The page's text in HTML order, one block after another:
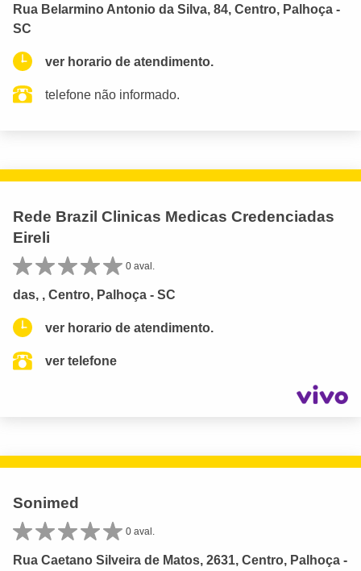
Rua Belarmino Antonio da Silva, 84, Centro, Palhoça -
SC
ver horario de atendimento.
telefone não informado.
Rede Brazil Clinicas Medicas Credenciadas
Eireli
0 aval.
das, , Centro, Palhoça - SC
ver horario de atendimento.
ver telefone
Sonimed
0 aval.
Rua Caetano Silveira de Matos, 2631, Centro, Palhoça -